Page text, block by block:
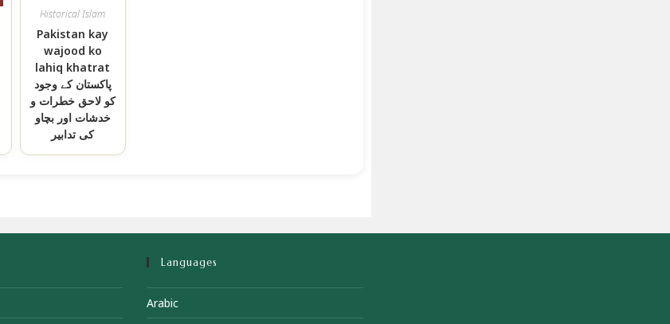
Historical Islam
Pakistan kay
wajood ko
lahiq khatrat
پاکستان کے وجود
کو لاحق خطرات و
خدشات اور بچاو
کی تدابیر
Languages
Arabic